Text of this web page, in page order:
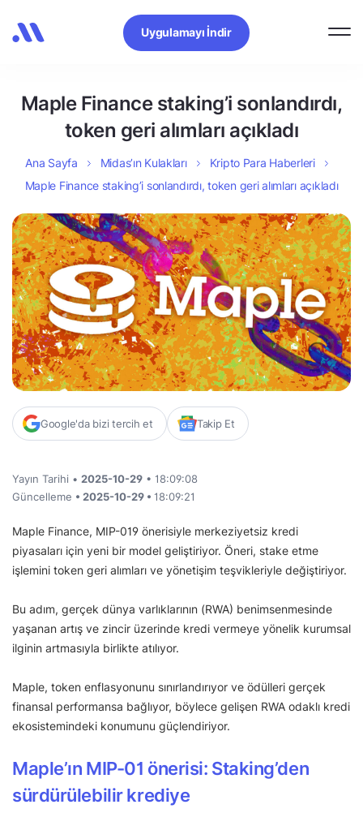
Uygulamayı İndir
Maple Finance staking’i sonlandırdı,
token geri alımları açıkladı
Ana Sayfa Midas’ın Kulakları
Kripto Para Haberleri
Maple Finance staking’i sonlandırdı, token geri alımları açıkladı
Google'da bizi tercih et Takip Et
Yayın Tarihi • 2025-10-29 • 18:09:08
Güncelleme • 2025-10-29 • 18:09:21
Maple Finance, MIP-019 önerisiyle merkeziyetsiz kredi
piyasaları için yeni bir model geliştiriyor. Öneri, stake etme
işlemini token geri alımları ve yönetişim teşvikleriyle değiştiriyor.
Bu adım, gerçek dünya varlıklarının (RWA) benimsenmesinde
yaşanan artış ve zincir üzerinde kredi vermeye yönelik kurumsal
ilginin artmasıyla birlikte atılıyor.
Maple, token enflasyonunu sınırlandırıyor ve ödülleri gerçek
finansal performansa bağlıyor, böylece gelişen RWA odaklı kredi
ekosistemindeki konumunu güçlendiriyor.
Maple’ın MIP-01 önerisi: Staking’den
sürdürülebilir krediye